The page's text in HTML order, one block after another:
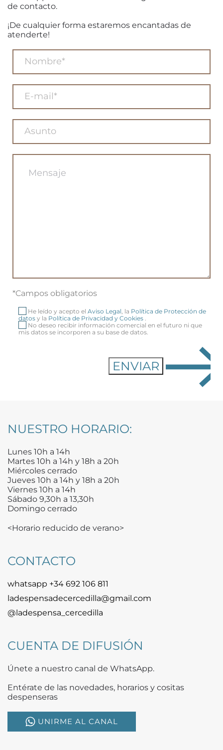
de contacto.
¡De cualquier forma estaremos encantadas de
atenderte!
*Campos obligatorios
He leído y acepto el Aviso Legal, la Política de Protección de
datos y la Política de Privacidad y Cookies .
No deseo recibir información comercial en el futuro ni que
mis datos se incorporen a su base de datos.
NUESTRO HORARIO:
Lunes 10h a 14h
Martes 10h a 14h y 18h a 20h
Miércoles cerrado
Jueves 10h a 14h y 18h a 20h
Viernes 10h a 14h
Sábado 9,30h a 13,30h
Domingo cerrado
<Horario reducido de verano>
CONTACTO
whatsapp +34 692 106 811
ladespensadecercedilla@gmail.com
@ladespensa_cercedilla
CUENTA DE DIFUSIÓN
Únete a nuestro canal de WhatsApp.
Entérate de las novedades, horarios y cositas
despenseras
UNIRME AL CANAL